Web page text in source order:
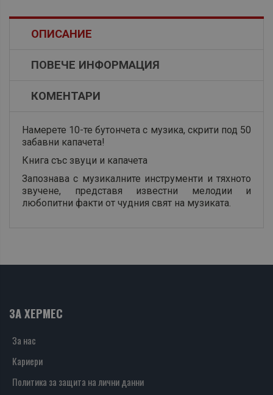
ОПИСАНИЕ
ПОВЕЧЕ ИНФОРМАЦИЯ
КОМЕНТАРИ
Намерете 10-те бутончета с музика, скрити под 50
забавни капачета!
Книга със звуци и капачета
Запознава с музикалните инструменти и тяхното
звучене, представя известни мелодии и
любопитни факти от чудния свят на музиката.
ЗА ХЕРМЕС
За нас
Кариери
Политика за защита на лични данни